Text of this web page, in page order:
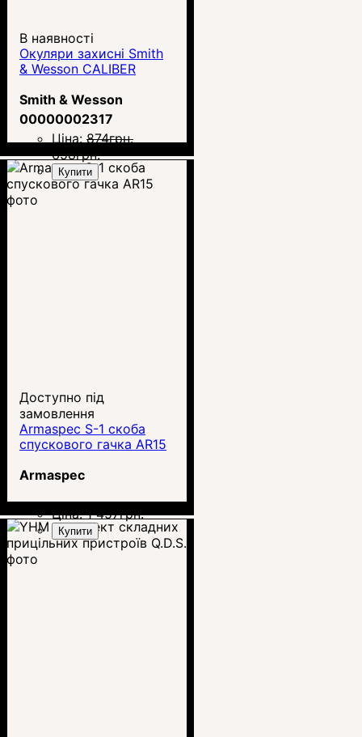
В наявності
Окуляри захисні Smith
& Wesson CALIBER
Smith & Wesson
00000002317
Ціна: 874грн.
658грн.
Купити
Доступно під
замовлення
Armaspec S-1 скоба
спускового гачка AR15
Armaspec
Ціна:1 457грн.
Купити